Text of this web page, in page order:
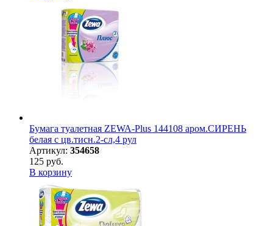
Бумага туалетная ZEWA-Plus 144108 аром.СИРЕНЬ
белая с цв.тисн.2-сл,4 рул
Артикул: 354658
125 руб.
В корзину